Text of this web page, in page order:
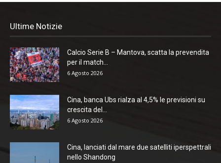
Ultime Notizie
Calcio Serie B – Mantova, scatta la prevendita
per il match...
6 Agosto 2026
Cina, banca Ubs rialza al 4,5% le previsioni su
crescita del...
6 Agosto 2026
Cina, lanciati dal mare due satelliti iperspettrali
nello Shandong